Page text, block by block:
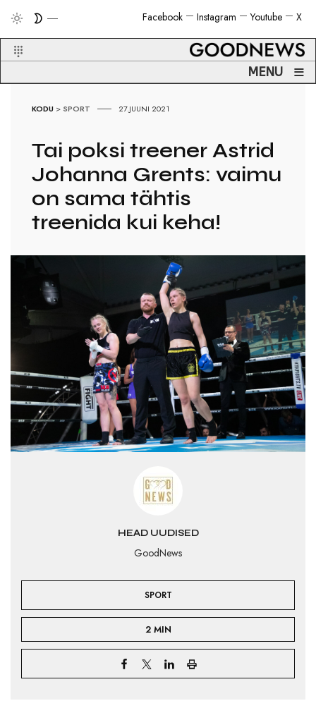
X
Youtube
Instagram
Facebook
MENU ≡
KODU > SPORT 27.JUUNI 2021
Tai poksi treener Astrid
Johanna Grents: vaimu
on sama tähtis
treenida kui keha!
HEAD UUDISED
GoodNews
SPORT
2 MIN